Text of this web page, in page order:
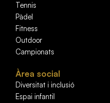
Tennis
Pàdel
Fitness
Outdoor
Campionats
Àrea social
Diversitat i inclusió
Espai infantil